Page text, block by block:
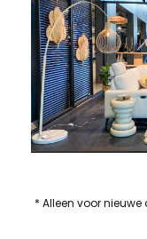
* Alleen voor